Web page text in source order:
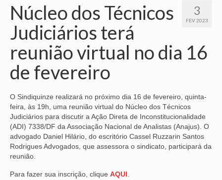
DIRETORIA EXECUTIVA
ESTATUTO
ATAS
LOCALIZAÇÃO
QUEM SOMOS
NOSSA HISTÓRIA
SUBSEDES
3
FEV 2023
Núcleo dos Técnicos
Judiciários terá
reunião virtual no dia 16
de fevereiro
O Sindiquinze realizará no próximo dia 16 de fevereiro, quinta-
feira, às 19h, uma reunião virtual do Núcleo dos Técnicos
Judiciários para discutir a Ação Direta de Inconstitucionalidade
(ADI) 7338/DF da Associação Nacional de Analistas (Anajus). O
advogado Daniel Hilário, do escritório Cassel Ruzzarin Santos
Rodrigues Advogados, que assessora o sindicato, participará da
reunião.
Para fazer sua inscrição, clique AQUI